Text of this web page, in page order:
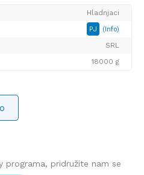
Hladnjaci
PJ (Info)
SRL
18000 g
programa, pridružite nam se